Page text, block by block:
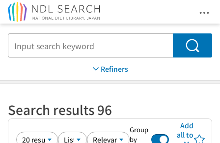
Search
Refiners
Search results 96
Group
by
Add
all to